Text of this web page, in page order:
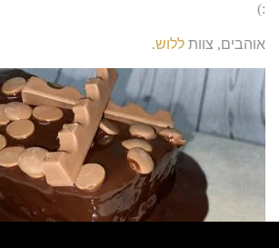
:)
אוהבים, צוות ללוש.